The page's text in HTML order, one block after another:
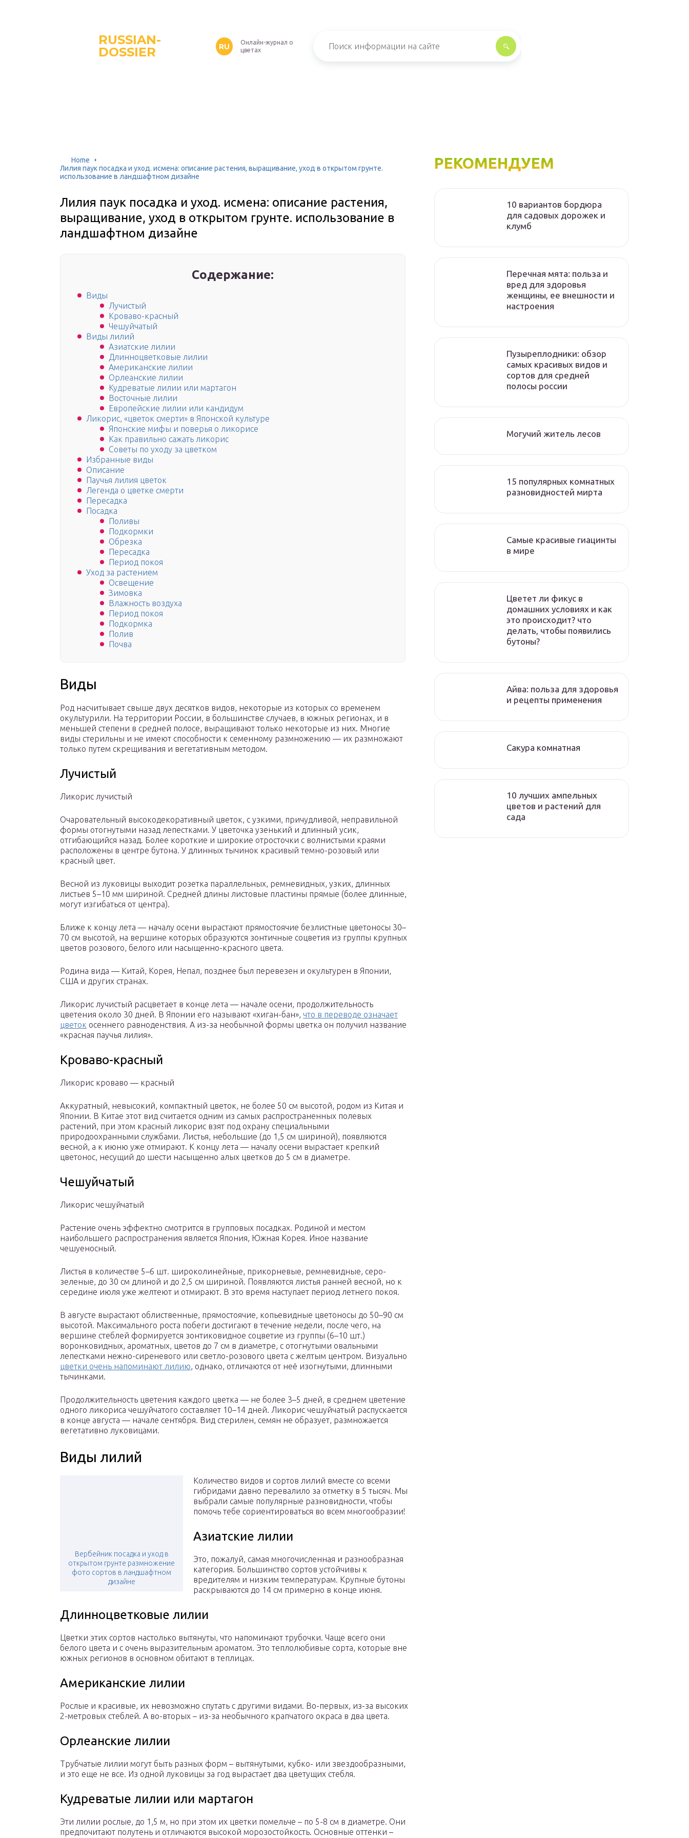
RUSSIAN-
DOSSIER
RU
Онлайн-журнал о
цветах
Home
Лилия паук посадка и уход. исмена: описание растения, выращивание, уход в открытом грунте.
использование в ландшафтном дизайне
Лилия паук посадка и уход. исмена: описание растения,
выращивание, уход в открытом грунте. использование в
ландшафтном дизайне
Содержание:
Виды
Лучистый
Кроваво-красный
Чешуйчатый
Виды лилий
Азиатские лилии
Длинноцветковые лилии
Американские лилии
Орлеанские лилии
Кудреватые лилии или мартагон
Восточные лилии
Европейские лилии или кандидум
Ликорис, «цветок смерти» в Японской культуре
Японские мифы и поверья о ликорисе
Как правильно сажать ликорис
Советы по уходу за цветком
Избранные виды
Описание
Паучья лилия цветок
Легенда о цветке смерти
Пересадка
Посадка
Поливы
Подкормки
Обрезка
Пересадка
Период покоя
Уход за растением
Освещение
Зимовка
Влажность воздуха
Период покоя
Подкормка
Полив
Почва
Виды
Род насчитывает свыше двух десятков видов, некоторые из которых со временем
окультурили. На территории России, в большинстве случаев, в южных регионах, и в
меньшей степени в средней полосе, выращивают только некоторые из них. Многие
виды стерильны и не имеют способности к семенному размножению — их размножают
только путем скрещивания и вегетативным методом.
Лучистый
Ликорис лучистый
Очаровательный высокодекоративный цветок, с узкими, причудливой, неправильной
формы отогнутыми назад лепестками. У цветочка узенький и длинный усик,
отгибающийся назад. Более короткие и широкие отросточки с волнистыми краями
расположены в центре бутона. У длинных тычинок красивый темно-розовый или
красный цвет.
Весной из луковицы выходит розетка параллельных, ремневидных, узких, длинных
листьев 5–10 мм шириной. Средней длины листовые пластины прямые (более длинные,
могут изгибаться от центра).
Ближе к концу лета — началу осени вырастают прямостоячие безлистные цветоносы 30–
70 см высотой, на вершине которых образуются зонтичные соцветия из группы крупных
цветов розового, белого или насыщенно-красного цвета.
Родина вида — Китай, Корея, Непал, позднее был перевезен и окультурен в Японии,
США и других странах.
Ликорис лучистый расцветает в конце лета — начале осени, продолжительность
цветения около 30 дней. В Японии его называют «хиган-бан», что в переводе означает
цветок осеннего равноденствия. А из-за необычной формы цветка он получил название
«красная паучья лилия».
Кроваво-красный
Ликорис кроваво — красный
Аккуратный, невысокий, компактный цветок, не более 50 см высотой, родом из Китая и
Японии. В Китае этот вид считается одним из самых распространенных полевых
растений, при этом красный ликорис взят под охрану специальными
природоохранными службами. Листья, небольшие (до 1,5 см шириной), появляются
весной, а к июню уже отмирают. К концу лета — началу осени вырастает крепкий
цветонос, несущий до шести насыщенно алых цветков до 5 см в диаметре.
Чешуйчатый
Ликорис чешуйчатый
Растение очень эффектно смотрится в групповых посадках. Родиной и местом
наибольшего распространения является Япония, Южная Корея. Иное название
чешуеносный.
Листья в количестве 5–6 шт. широколинейные, прикорневые, ремневидные, серо-
зеленые, до 30 см длиной и до 2,5 см шириной. Появляются листья ранней весной, но к
середине июля уже желтеют и отмирают. В это время наступает период летнего покоя.
В августе вырастают облиственные, прямостоячие, копьевидные цветоносы до 50–90 см
высотой. Максимального роста побеги достигают в течение недели, после чего, на
вершине стеблей формируется зонтиковидное соцветие из группы (6–10 шт.)
воронковидных, ароматных, цветов до 7 см в диаметре, с отогнутыми овальными
лепестками нежно-сиреневого или светло-розового цвета с желтым центром. Визуально
цветки очень напоминают лилию, однако, отличаются от неё изогнутыми, длинными
тычинками.
Продолжительность цветения каждого цветка — не более 3–5 дней, в среднем цветение
одного ликориса чешуйчатого составляет 10–14 дней. Ликорис чешуйчатый распускается
в конце августа — начале сентября. Вид стерилен, семян не образует, размножается
вегетативно луковицами.
Виды лилий
Вербейник посадка и уход в
открытом грунте размножение
фото сортов в ландшафтном
дизайне
Количество видов и сортов лилий вместе со всеми
гибридами давно перевалило за отметку в 5 тысяч. Мы
выбрали самые популярные разновидности, чтобы
помочь тебе сориентироваться во всем многообразии!
Азиатские лилии
Это, пожалуй, самая многочисленная и разнообразная
категория. Большинство сортов устойчивы к
вредителям и низким температурам. Крупные бутоны
раскрываются до 14 см примерно в конце июня.
Длинноцветковые лилии
Цветки этих сортов настолько вытянуты, что напоминают трубочки. Чаще всего они
белого цвета и с очень выразительным ароматом. Это теплолюбивые сорта, которые вне
южных регионов в основном обитают в теплицах.
Американские лилии
Рослые и красивые, их невозможно спутать с другими видами. Во-первых, из-за высоких
2-метровых стеблей. А во-вторых – из-за необычного крапчатого окраса в два цвета.
Орлеанские лилии
Трубчатые лилии могут быть разных форм – вытянутыми, кубко- или звездообразными,
и это еще не все. Из одной луковицы за год вырастает два цветущих стебля.
Кудреватые лилии или мартагон
Эти лилии рослые, до 1,5 м, но при этом их цветки помельче – по 5-8 см в диаметре. Они
предпочитают полутень и отличаются высокой морозостойкость. Основные оттенки –
РЕКОМЕНДУЕМ
10 вариантов бордюра
для садовых дорожек и
клумб
Перечная мята: польза и
вред для здоровья
женщины, ее внешности и
настроения
Пузыреплодники: обзор
самых красивых видов и
сортов для средней
полосы россии
Могучий житель лесов
15 популярных комнатных
разновидностей мирта
Самые красивые гиацинты
в мире
Цветет ли фикус в
домашних условиях и как
это происходит? что
делать, чтобы появились
бутоны?
Айва: польза для здоровья
и рецепты применения
Сакура комнатная
10 лучших ампельных
цветов и растений для
сада